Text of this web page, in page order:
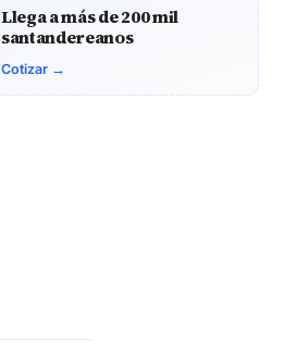
Llega a más de 200 mil
santandereanos
Cotizar →